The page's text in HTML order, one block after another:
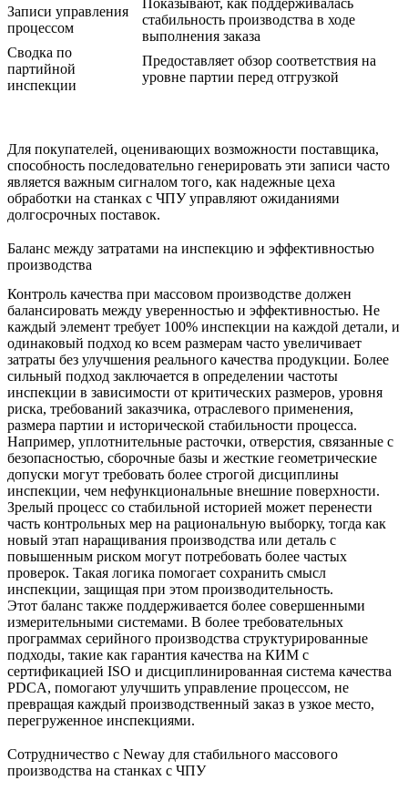
Записи управления
процессом
стабильность производства в ходе
выполнения заказа
Сводка по
партийной
инспекции
Предоставляет обзор соответствия на
уровне партии перед отгрузкой
Для покупателей, оценивающих возможности поставщика,
способность последовательно генерировать эти записи часто
является важным сигналом того, как надежные цеха
обработки на станках с ЧПУуправляют ожиданиями
долгосрочных поставок.
Баланс между затратами на инспекцию и эффективностью
производства
Контроль качества при массовом производстве должен
балансировать между уверенностью и эффективностью. Не
каждый элемент требует 100% инспекции на каждой детали, и
одинаковый подход ко всем размерам часто увеличивает
затраты без улучшения реального качества продукции. Более
сильный подход заключается в определении частоты
инспекции в зависимости от критических размеров, уровня
риска, требований заказчика, отраслевого применения,
размера партии и исторической стабильности процесса.
Например, уплотнительные расточки, отверстия, связанные с
безопасностью, сборочные базы и жесткие геометрические
допуски могут требовать более строгой дисциплины
инспекции, чем нефункциональные внешние поверхности.
Зрелый процесс со стабильной историей может перенести
часть контрольных мер на рациональную выборку, тогда как
новый этап наращивания производства или деталь с
повышенным риском могут потребовать более частых
проверок. Такая логика помогает сохранить смысл
инспекции, защищая при этом производительность.
Этот баланс также поддерживается более совершенными
измерительными системами. В более требовательных
программах серийного производства структурированные
подходы, такие как гарантия качества на КИМ с
сертификацией ISO и дисциплинированная система качества
PDCA, помогают улучшить управление процессом, не
превращая каждый производственный заказ в узкое место,
перегруженное инспекциями.
Сотрудничество с Neway для стабильного массового
производства на станках с ЧПУ